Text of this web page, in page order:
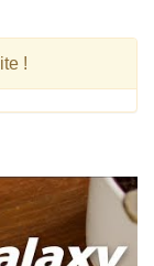
!